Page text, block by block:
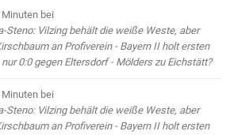
Minuten bei
Steno: Vilzing behält die weiße Weste, aber
an Profiverein - Bayern II holt ersten
0:0 gegen Eltersdorf - Mölders zu Eichstätt?
Minuten bei
Steno: Vilzing behält die weiße Weste, aber
an Profiverein - Bayern II holt ersten